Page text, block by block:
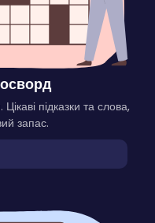
підказки та слова,
запас.